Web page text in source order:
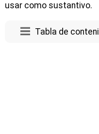
usar como sustantivo.
Tabla de